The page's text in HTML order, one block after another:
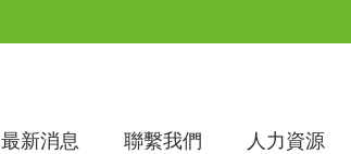
最新消息 聯繫我們 人力資源